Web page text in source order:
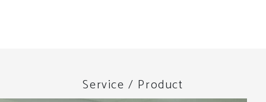
Service / Product